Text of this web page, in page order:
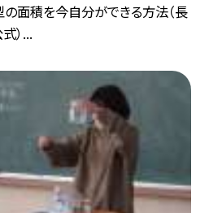
の面積を今自分ができる方法（長
）...